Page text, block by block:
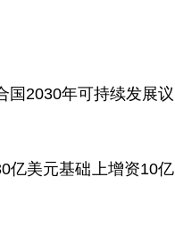
国2030年可持续发展议
亿美元基础上增资10亿